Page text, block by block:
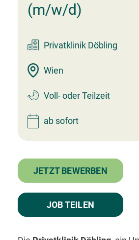
(m/w/d)
Privatklinik Döbling
Wien
Voll- oder Teilzeit
ab sofort
JETZT BEWERBEN
JOB TEILEN